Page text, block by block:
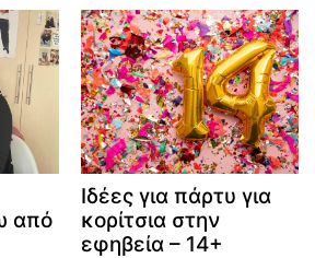
από
Ιδέες για πάρτυ για
κορίτσια στην
εφηβεία – 14+